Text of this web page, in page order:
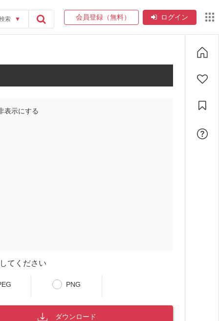
索 ▼ 会員登録（無料） ログイン
表示にする
てください
PNG
ダウンロード